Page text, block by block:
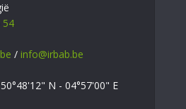
54
/ info@irbab.be
N - 04°57'00" E